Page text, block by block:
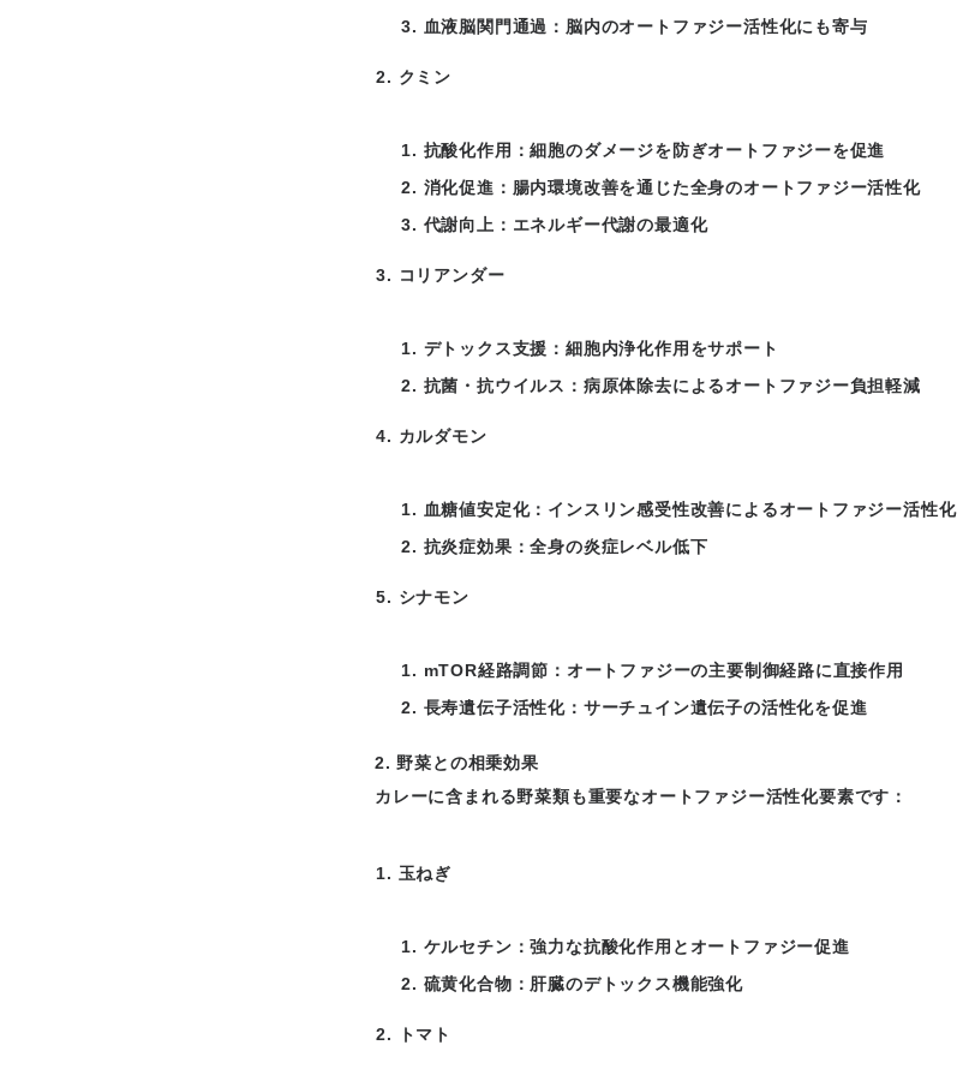
血液脳関門通過：脳内のオートファジー活性化にも寄与
クミン
抗酸化作用：細胞のダメージを防ぎオートファジーを促進
消化促進：腸内環境改善を通じた全身のオートファジー活性化
代謝向上：エネルギー代謝の最適化
コリアンダー
デトックス支援：細胞内浄化作用をサポート
抗菌・抗ウイルス：病原体除去によるオートファジー負担軽減
カルダモン
血糖値安定化：インスリン感受性改善によるオートファジー活性化
抗炎症効果：全身の炎症レベル低下
シナモン
mTOR経路調節：オートファジーの主要制御経路に直接作用
長寿遺伝子活性化：サーチュイン遺伝子の活性化を促進
2. 野菜との相乗効果
カレーに含まれる野菜類も重要なオートファジー活性化要素です：
玉ねぎ
ケルセチン：強力な抗酸化作用とオートファジー促進
硫黄化合物：肝臓のデトックス機能強化
トマト